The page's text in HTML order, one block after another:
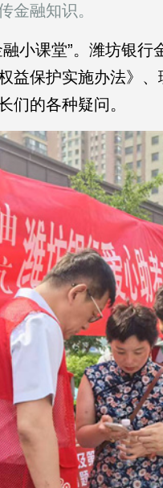
融知识。
课堂”。潍坊银行
益保护实施办法》
们的各种疑问。